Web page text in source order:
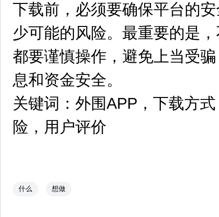
下载前，必须要确保平台的
少可能的风险。最重要的是
都要谨慎操作，避免上当受
息和资金安全。
关键词：外围APP，下载方
险，用户评价
什么 想做